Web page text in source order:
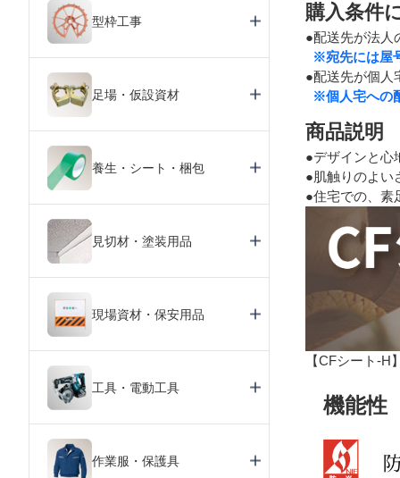
購入条件
●配送先が法人
※宛先には屋
●配送先が個人
※個人宅への
商品説明
●デザインと心
●肌触りのよい
●住宅での、素
【CFシート-
機能性
型枠工事
足場・仮設資材
養生・シート・梱包
見切材・塗装用品
現場資材・保安用品
工具・電動工具
作業服・保護具